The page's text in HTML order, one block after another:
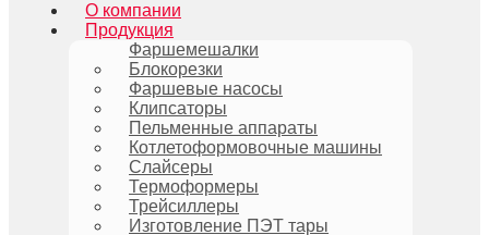
О компании
Продукция
Фаршемешалки
Блокорезки
Фаршевые насосы
Клипсаторы
Пельменные аппараты
Котлетоформовочные машины
Слайсеры
Термоформеры
Трейсиллеры
Изготовление ПЭТ тары